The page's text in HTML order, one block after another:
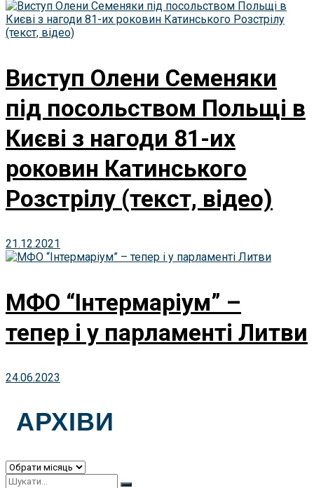
Виступ Олени Семеняки
під посольством Польщі в
Києві з нагоди 81-их
роковин Катинського
Розстрілу (текст, відео)
21.12.2021
МФО “Інтермаріум” –
тепер і у парламенті Литви
24.06.2023
АРХІВИ
Архіви